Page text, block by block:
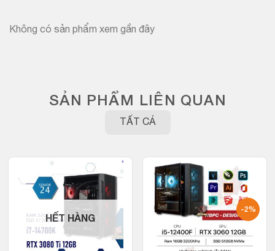
Không có sản phẩm xem gần đây
SẢN PHẨM LIÊN QUAN
TẤT CẢ
HẾT HÀNG
-2%